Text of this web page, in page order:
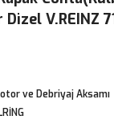
V.REINZ
ve Debriyaj Aksamı